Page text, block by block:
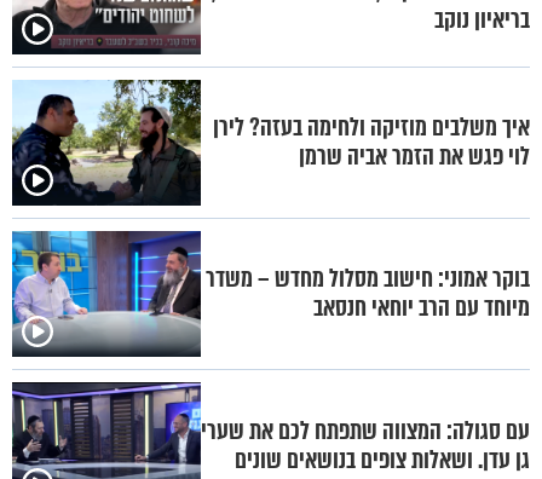
בריאיון נוקב
איך משלבים מוזיקה ולחימה בעזה? לירן
לוי פגש את הזמר אביה שרמן
בוקר אמוני: חישוב מסלול מחדש – משדר
מיוחד עם הרב יוחאי חנסאב
עם סגולה: המצווה שתפתח לכם את שערי
גן עדן. ושאלות צופים בנושאים שונים